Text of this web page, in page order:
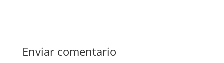
Enviar comentario